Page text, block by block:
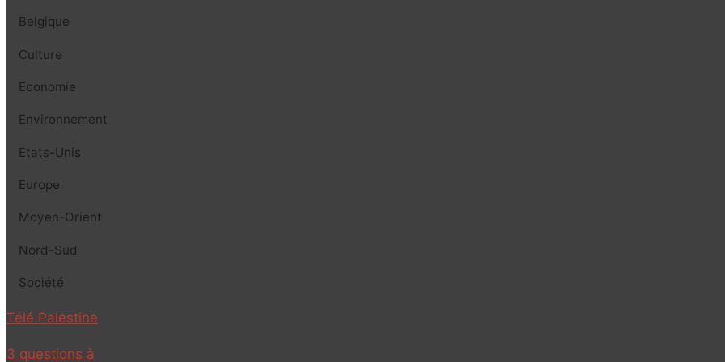
Belgique
Culture
Economie
Environnement
Etats-Unis
Europe
Moyen-Orient
Nord-Sud
Société
Télé Palestine
3 questions à